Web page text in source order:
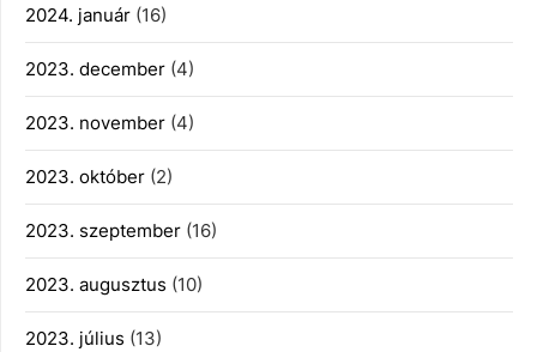
2024. január (16)
2023. december (4)
2023. november (4)
2023. október (2)
2023. szeptember (16)
2023. augusztus (10)
2023. július (13)